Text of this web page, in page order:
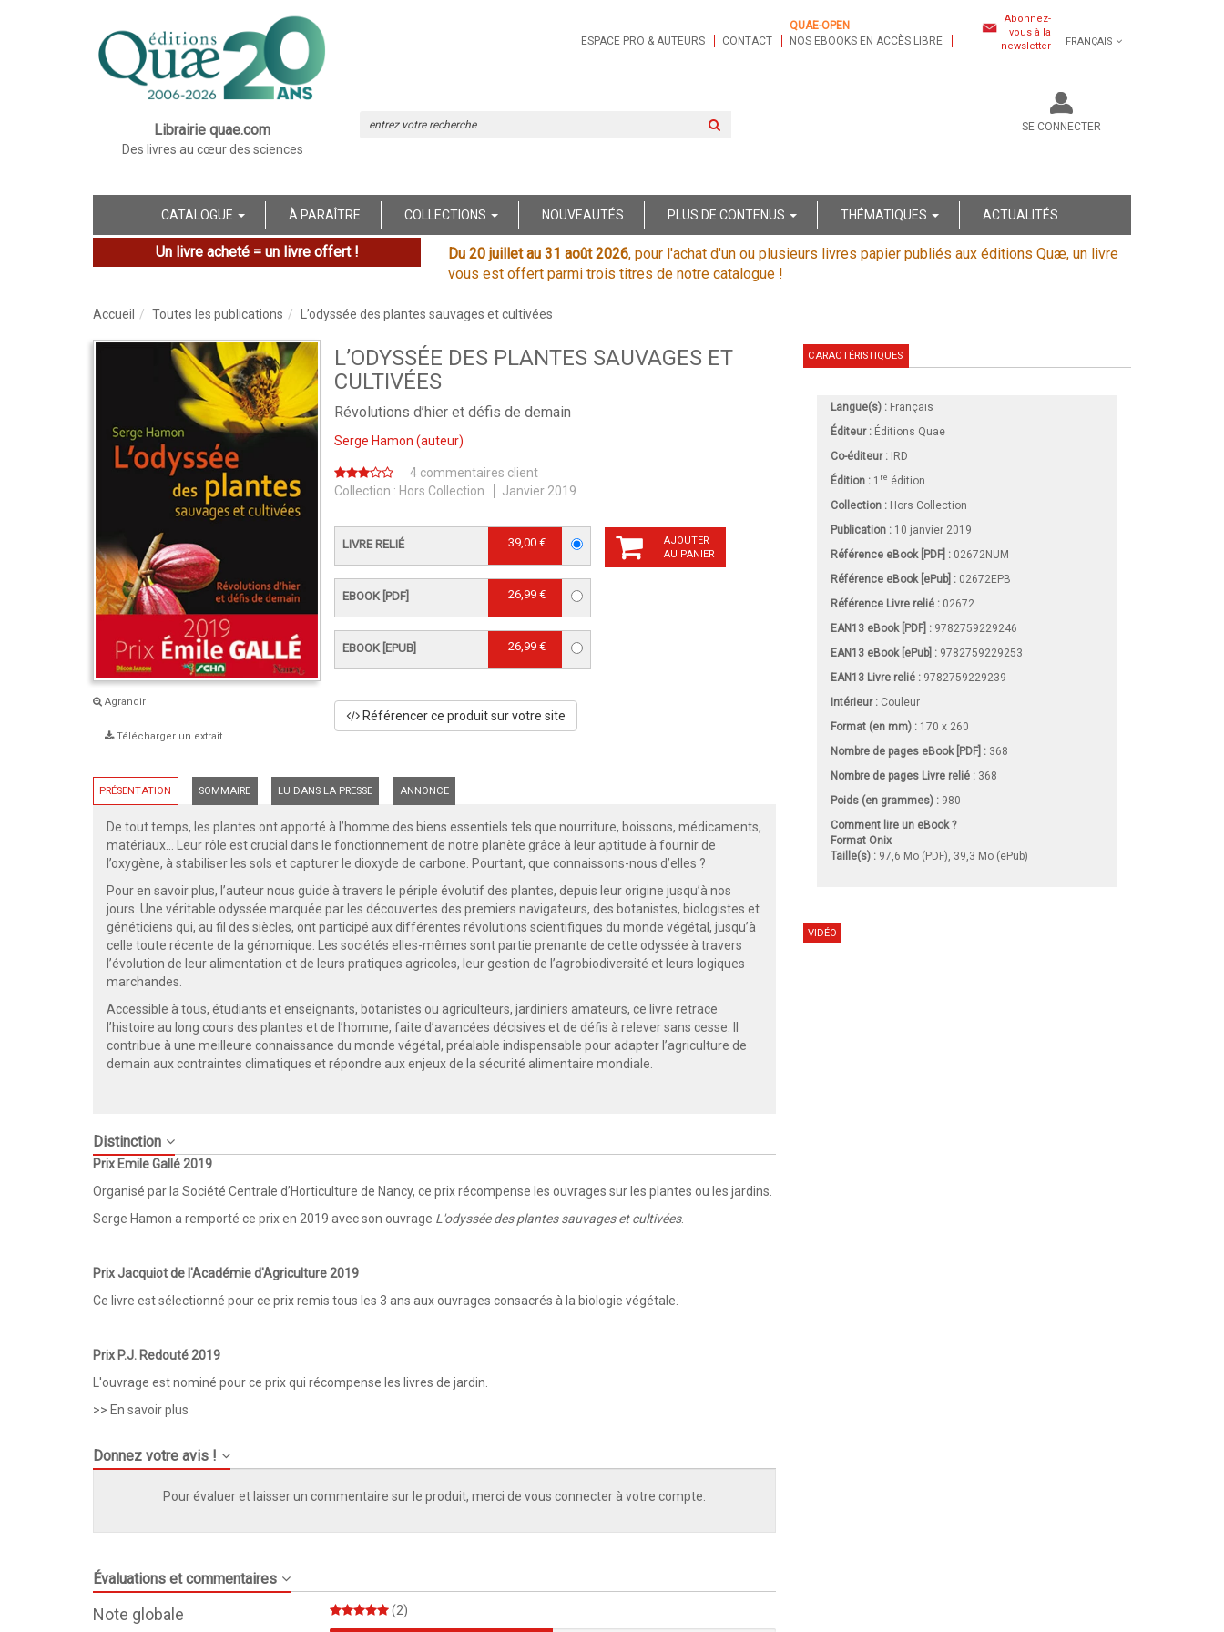
Librairie quae.com
Des livres au cœur des sciences
ESPACE PRO & AUTEURS CONTACT
QUAE-OPEN
NOS EBOOKS EN ACCÈS LIBRE
Abonnez-
vous à la
newsletter
FRANÇAIS
SE CONNECTER
CATALOGUE À PARAÎTRE COLLECTIONS NOUVEAUTÉS PLUS DE CONTENUS THÉMATIQUES ACTUALITÉS
Un livre acheté = un livre offert ! Du 20 juillet au 31 août 2026, pour l'achat d'un ou plusieurs livres papier publiés aux éditions Quæ, un livre
vous est offert parmi trois titres de notre catalogue !
Accueil Toutes les publications L’odyssée des plantes sauvages et cultivées
Agrandir
Télécharger un extrait
L’ODYSSÉE DES PLANTES SAUVAGES ET
CULTIVÉES
Révolutions d’hier et défis de demain
Serge Hamon (auteur)
4 commentaires client
Collection : Hors Collection Janvier 2019
LIVRE RELIÉ 39,00 €
EBOOK [PDF] 26,99 €
EBOOK [EPUB] 26,99 €
AJOUTER
AU PANIER
Référencer ce produit sur votre site
PRÉSENTATION SOMMAIRE LU DANS LA PRESSE ANNONCE
De tout temps, les plantes ont apporté à l’homme des biens essentiels tels que nourriture, boissons, médicaments,
matériaux… Leur rôle est crucial dans le fonctionnement de notre planète grâce à leur aptitude à fournir de
l’oxygène, à stabiliser les sols et capturer le dioxyde de carbone. Pourtant, que connaissons-nous d’elles ?
Pour en savoir plus, l’auteur nous guide à travers le périple évolutif des plantes, depuis leur origine jusqu’à nos
jours. Une véritable odyssée marquée par les découvertes des premiers navigateurs, des botanistes, biologistes et
généticiens qui, au fil des siècles, ont participé aux différentes révolutions scientifiques du monde végétal, jusqu’à
celle toute récente de la génomique. Les sociétés elles-mêmes sont partie prenante de cette odyssée à travers
l’évolution de leur alimentation et de leurs pratiques agricoles, leur gestion de l’agrobiodiversité et leurs logiques
marchandes.
Accessible à tous, étudiants et enseignants, botanistes ou agriculteurs, jardiniers amateurs, ce livre retrace
l’histoire au long cours des plantes et de l’homme, faite d’avancées décisives et de défis à relever sans cesse. Il
contribue à une meilleure connaissance du monde végétal, préalable indispensable pour adapter l’agriculture de
demain aux contraintes climatiques et répondre aux enjeux de la sécurité alimentaire mondiale.
Distinction
Prix Emile Gallé 2019
Organisé par la Société Centrale d’Horticulture de Nancy, ce prix récompense les ouvrages sur les plantes ou les jardins.
Serge Hamon a remporté ce prix en 2019 avec son ouvrage L'odyssée des plantes sauvages et cultivées.
Prix Jacquiot de l'Académie d'Agriculture 2019
Ce livre est sélectionné pour ce prix remis tous les 3 ans aux ouvrages consacrés à la biologie végétale.
Prix P.J. Redouté 2019
L'ouvrage est nominé pour ce prix qui récompense les livres de jardin.
>> En savoir plus
Donnez votre avis !
Pour évaluer et laisser un commentaire sur le produit, merci de vous connecter à votre compte.
Évaluations et commentaires
Note globale (2)
CARACTÉRISTIQUES
Langue(s) : Français
Éditeur : Éditions Quae
Co-éditeur : IRD
Édition : 1 re édition
Collection : Hors Collection
Publication : 10 janvier 2019
Référence eBook [PDF] : 02672NUM
Référence eBook [ePub] : 02672EPB
Référence Livre relié : 02672
EAN13 eBook [PDF] : 9782759229246
EAN13 eBook [ePub] : 9782759229253
EAN13 Livre relié : 9782759229239
Intérieur : Couleur
Format (en mm) : 170 x 260
Nombre de pages eBook [PDF] : 368
Nombre de pages Livre relié : 368
Poids (en grammes) : 980
Comment lire un eBook ?
Format Onix
Taille(s) : 97,6 Mo (PDF), 39,3 Mo (ePub)
VIDÉO